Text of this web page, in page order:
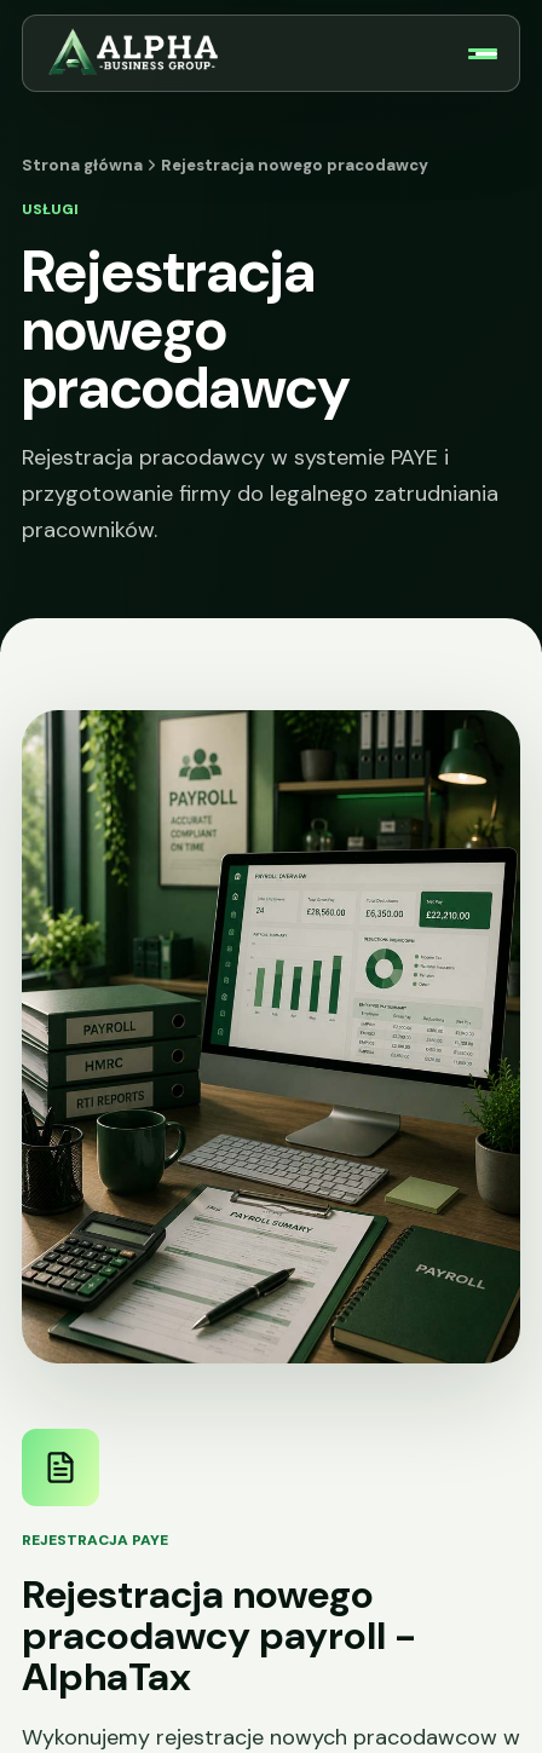
Strona główna Rejestracja nowego pracodawcy
USŁUGI
Rejestracja
nowego
pracodawcy
Rejestracja pracodawcy w systemie PAYE i
przygotowanie firmy do legalnego zatrudniania
pracowników.
REJESTRACJA PAYE
Rejestracja nowego
pracodawcy payroll -
AlphaTax
Wykonujemy rejestracje nowych pracodawcow w